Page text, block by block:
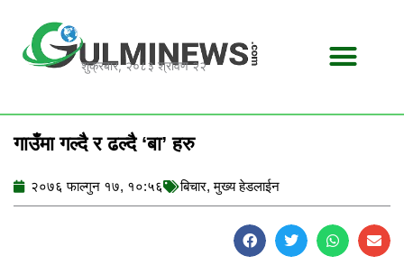
content
शुक्रबार, २०८३ श्रावण २२
गाउँमा गल्दै र ढल्दै ‘बा’ हरु
२०७६ फाल्गुन १७, १०:५६ बिचार,मुख्य हेडलाईन